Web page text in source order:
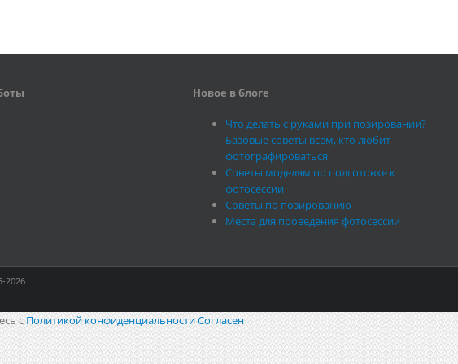
Новое в блоге
Что делать с руками при позировании?
Базовые советы всем, кто любит
фотографироваться
Советы моделям по подготовке к
фотосессии
Советы по позированию
Места для проведения фотосессии
2026
сПолитикой конфиденциальностиСогласен